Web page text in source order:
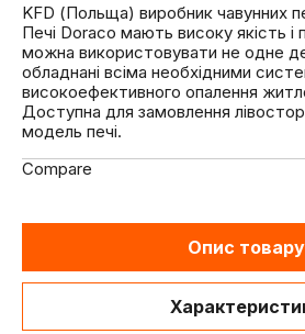
KFD (Польща) виробник чавунних
Печі Doraco мають високу якість і
можна використовувати не одне
обладнані всіма необхідними
високоефективного опалення
Доступна для замовлення
модель печі.
Compare
Опис товару